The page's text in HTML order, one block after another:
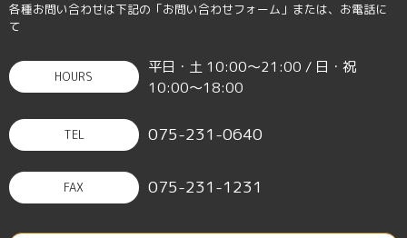
各種お問い合わせは下記の「お問い合わせフォーム」または、お電話に
て
HOURS
平日・土 10:00〜21:00 / 日・祝
10:00〜18:00
TEL 075-231-0640
FAX 075-231-1231